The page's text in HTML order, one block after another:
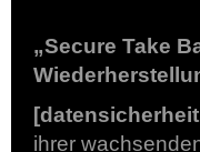
„Secure Take
ihrer